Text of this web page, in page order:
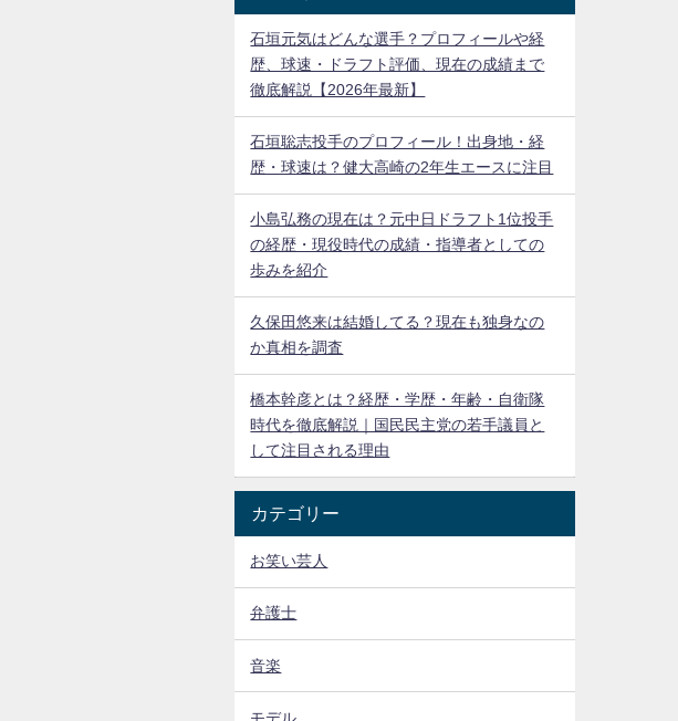
石垣元気はどんな選手？プロフィールや経
歴、球速・ドラフト評価、現在の成績まで
徹底解説【2026年最新】
石垣聡志投手のプロフィール！出身地・経
歴・球速は？健大高崎の2年生エースに注目
小島弘務の現在は？元中日ドラフト1位投手
の経歴・現役時代の成績・指導者としての
歩みを紹介
久保田悠来は結婚してる？現在も独身なの
か真相を調査
橋本幹彦とは？経歴・学歴・年齢・自衛隊
時代を徹底解説｜国民民主党の若手議員と
して注目される理由
カテゴリー
お笑い芸人
弁護士
音楽
モデル